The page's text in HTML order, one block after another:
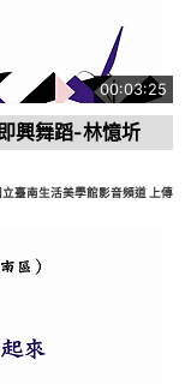
00:03:25
興舞蹈-林憶圻
立臺南生活美學館影音頻道 上傳